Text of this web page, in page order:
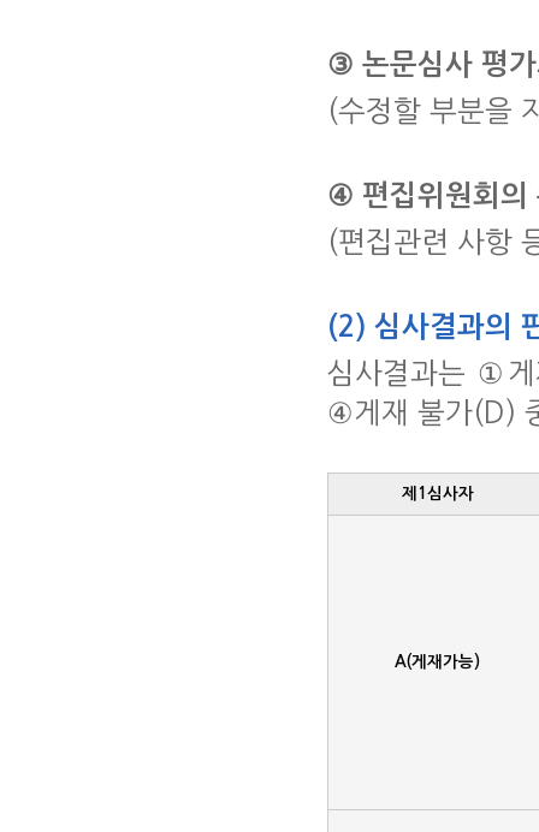
③ 논문심사 평
(수정할 부분을
④ 편집위원회의
(편집관련 사항
(2) 심사결과의
심사결과는 ①
④게재 불가(D)
제1심사자
A(게재가능)